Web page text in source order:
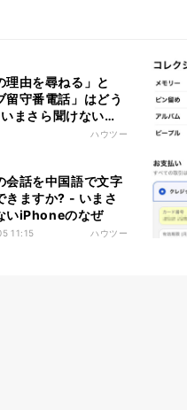
理由を尋ねる」と
留守番電話」はどう
まさら聞けない
なぜ
ハウツー
会話を中国語で文字
きますか? - いまさ
いiPhoneのなぜ
11:15 ハウツー